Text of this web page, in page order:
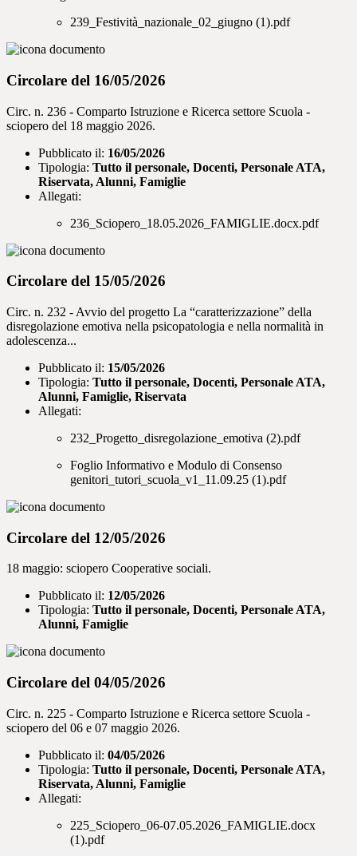
239_Festività_nazionale_02_giugno (1).pdf
Circolare del 16/05/2026
Circ. n. 236 - Comparto Istruzione e Ricerca settore Scuola -
sciopero del 18 maggio 2026.
Pubblicato il: 16/05/2026
Tipologia: Tutto il personale, Docenti, Personale ATA,
Riservata, Alunni, Famiglie
Allegati:
236_Sciopero_18.05.2026_FAMIGLIE.docx.pdf
Circolare del 15/05/2026
Circ. n. 232 - Avvio del progetto La “caratterizzazione” della
disregolazione emotiva nella psicopatologia e nella normalità in
adolescenza...
Pubblicato il: 15/05/2026
Tipologia: Tutto il personale, Docenti, Personale ATA,
Alunni, Famiglie, Riservata
Allegati:
232_Progetto_disregolazione_emotiva (2).pdf
Foglio Informativo e Modulo di Consenso
genitori_tutori_scuola_v1_11.09.25 (1).pdf
Circolare del 12/05/2026
18 maggio: sciopero Cooperative sociali.
Pubblicato il: 12/05/2026
Tipologia: Tutto il personale, Docenti, Personale ATA,
Alunni, Famiglie
Circolare del 04/05/2026
Circ. n. 225 - Comparto Istruzione e Ricerca settore Scuola -
sciopero del 06 e 07 maggio 2026.
Pubblicato il: 04/05/2026
Tipologia: Tutto il personale, Docenti, Personale ATA,
Riservata, Alunni, Famiglie
Allegati:
225_Sciopero_06-07.05.2026_FAMIGLIE.docx
(1).pdf